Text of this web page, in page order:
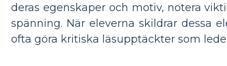
deras egenskaper och motiv, notera
spänning. När eleverna skildrar dessa
ofta göra kritiska läsupptäckter som